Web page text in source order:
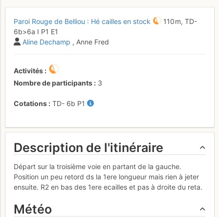
Paroi Rouge de Belliou : Hé cailles en stock 110 m, TD-
6b>6a I P1 E1
Aline Dechamp , Anne Fred
Activités
Nombre de participants
3
Cotations TD- 6b P1
Description de l'itinéraire
Départ sur la troisième voie en partant de la gauche.
Position un peu retord ds la 1ere longueur mais rien à jeter
ensuite. R2 en bas des 1ere ecailles et pas à droite du reta.
Météo